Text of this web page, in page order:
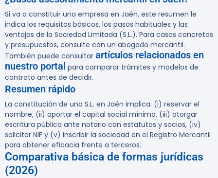
Si va a constituir una empresa en Jaén, este resumen le
indica los requisitos básicos, los pasos habituales y las
ventajas de la Sociedad Limitada (S.L.). Para casos concretos
y presupuestos, consulte con un abogado mercantil.
También puede consultar artículos relacionados en
nuestro portal para comparar trámites y modelos de
contrato antes de decidir.
Resumen rápido
La constitución de una S.L. en Jaén implica: (i) reservar el
nombre, (ii) aportar el capital social mínimo, (iii) otorgar
escritura pública ante notario con estatutos y socios, (iv)
solicitar NIF y (v) inscribir la sociedad en el Registro Mercantil
para obtener eficacia frente a terceros.
Comparativa básica de formas jurídicas
(2026)